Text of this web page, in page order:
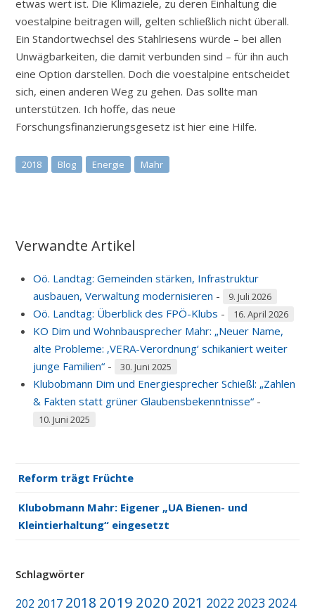
etwas wert ist. Die Klimaziele, zu deren Einhaltung die
voestalpine beitragen will, gelten schließlich nicht überall.
Ein Standortwechsel des Stahlriesens würde – bei allen
Unwägbarkeiten, die damit verbunden sind – für ihn auch
eine Option darstellen. Doch die voestalpine entscheidet
sich, einen anderen Weg zu gehen. Das sollte man
unterstützen. Ich hoffe, das neue
Forschungsfinanzierungsgesetz ist hier eine Hilfe.
2018 Blog Energie Mahr
Verwandte Artikel
Oö. Landtag: Gemeinden stärken, Infrastruktur
ausbauen, Verwaltung modernisieren - 9. Juli 2026
Oö. Landtag: Überblick des FPÖ-Klubs - 16. April 2026
KO Dim und Wohnbausprecher Mahr: „Neuer Name,
alte Probleme: ‚VERA-Verordnung‘ schikaniert weiter
junge Familien“ - 30. Juni 2025
Klubobmann Dim und Energiesprecher Schießl: „Zahlen
& Fakten statt grüner Glaubensbekenntnisse“ -
10. Juni 2025
Reform trägt Früchte
Klubobmann Mahr: Eigener „UA Bienen- und
Kleintierhaltung“ eingesetzt
Schlagwörter
202 2017 2018 2019 2020 2021 2022 2023 2024